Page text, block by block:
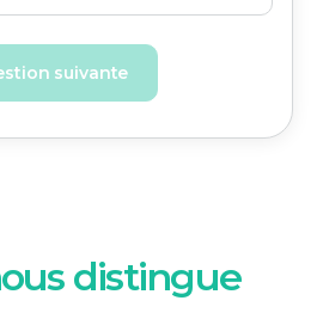
suivante
distingue